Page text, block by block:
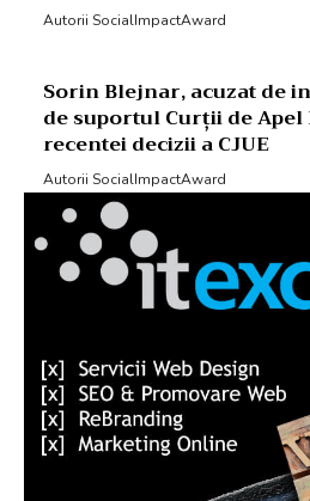
Autorii SocialImpactAward
Sorin Blejnar, acuzat de
de suportul Curții de
recentei decizii a CJUE
Autorii SocialImpactAward